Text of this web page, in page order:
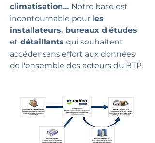
climatisation... Notre base est
incontournable pour les
installateurs, bureaux d'études
et détaillants qui souhaitent
accéder sans effort aux données
de l'ensemble des acteurs du BTP.